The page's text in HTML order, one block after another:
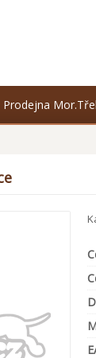
Prodejna